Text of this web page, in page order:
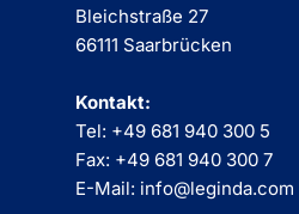
Bleichstraße 27
66111 Saarbrücken
Kontakt:
Tel: +49 681 940 300 5
Fax: +49 681 940 300 7
E-Mail: info@leginda.com